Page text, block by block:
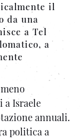
il
da una
a Tel
a
a Israele
annuali.
politica a